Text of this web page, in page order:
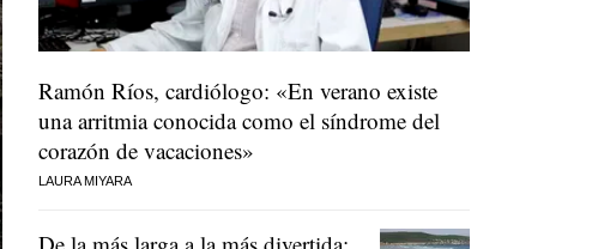
Ramón Ríos, cardiólogo: «En verano existe
una arritmia conocida como el síndrome del
corazón de vacaciones»
LAURA MIYARA